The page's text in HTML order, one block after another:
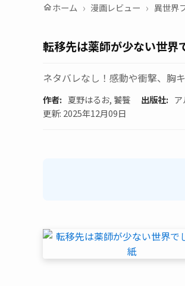
homeホーム 漫画レビュー 異世界
転移先は薬師が少ない世界
ネタバレなし！感動や衝撃、胸
作者: 夏野はるお, 饕餮 出版社:
更新: 2025年12月09日